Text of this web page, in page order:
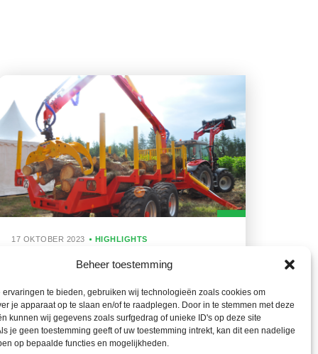
Beheer toestemming
ervaringen te bieden, gebruiken wij technologieën zoals cookies om
je apparaat op te slaan en/of te raadplegen. Door in te stemmen met deze
kunnen wij gegevens zoals surfgedrag of unieke ID's op deze site
je geen toestemming geeft of uw toestemming intrekt, kan dit een nadelige
op bepaalde functies en mogelijkheden.
17 OKTOBER 2023 HIGHLIGHTS
Rabaud vergroot Xylotrail-gamma